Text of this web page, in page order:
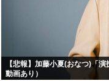
【悲報】加藤小夏(おなつ)「
動画あり）